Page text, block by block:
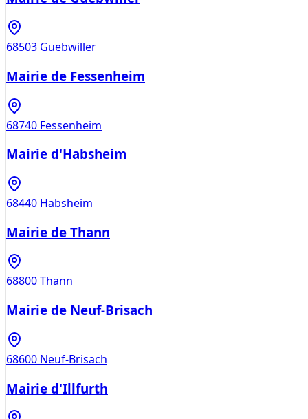
68503 Guebwiller
Mairie de Fessenheim
68740 Fessenheim
Mairie d'Habsheim
68440 Habsheim
Mairie de Thann
68800Thann
Mairie de Neuf-Brisach
68600 Neuf-Brisach
Mairie d'Illfurth